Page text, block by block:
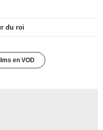
du roi
en VOD